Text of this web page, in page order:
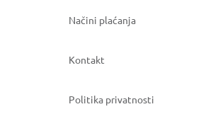
Načini plaćanja
Kontakt
Politika privatnosti